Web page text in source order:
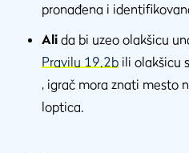
pronađena i
Ali da bi uzeo olakšicu
Pravilu 19.2b ili olakšicu
, igrač mora znati mesto
loptica.